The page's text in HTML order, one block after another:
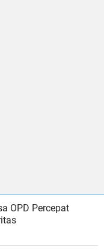
OPD Percepat